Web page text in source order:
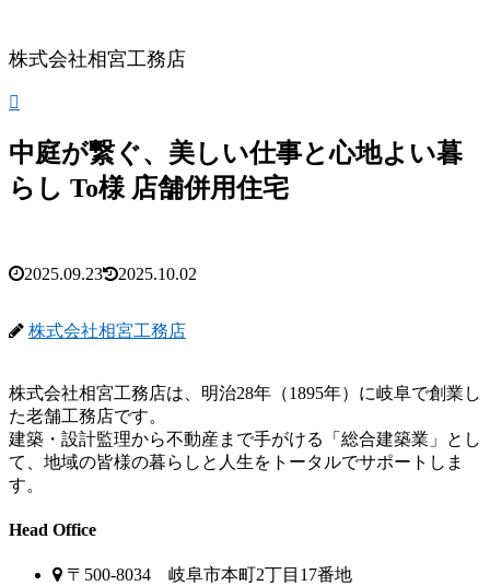
株式会社相宮工務店
中庭が繋ぐ、美しい仕事と心地よい暮
らし To様 店舗併用住宅
2025.09.23 2025.10.02
株式会社相宮工務店
株式会社相宮工務店は、 明治28年（1895年）に岐阜で創業し
た老舗工務店です。
建築・設計監理から不動産まで手がける「総合建築業」とし
て、地域の皆様の暮らしと人生をトータルでサポートしま
す。
Head Office
〒500-8034 岐阜市本町2丁目17番地